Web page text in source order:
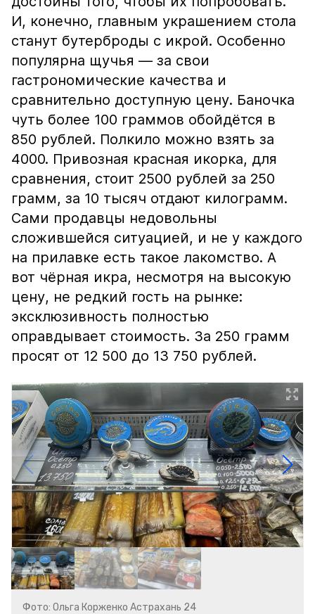
И, конечно, главным украшением стола
станут бутерброды с икрой. Особенно
популярна щучья — за свои
гастрономические качества и
сравнительно доступную цену. Баночка
чуть более 100 граммов обойдётся в
850 рублей. Полкило можно взять за
4000. Привозная красная икорка, для
сравнения, стоит 2500 рублей за 250
грамм, за 10 тысяч отдают килограмм.
Сами продавцы недовольны
сложившейся ситуацией, и не у каждого
на прилавке есть такое лакомство. А
вот чёрная икра, несмотря на высокую
цену, не редкий гость на рынке:
эксклюзивность полностью
оправдывает стоимость. За 250 грамм
просят от 12 500 до 13 750 рублей.
Фото: Ольга Корженко Астрахань 24